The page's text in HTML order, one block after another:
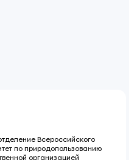
Всероссийского
по природопользованию
организацией